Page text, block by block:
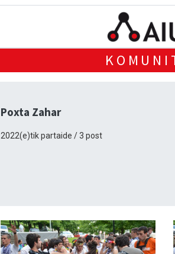
Poxta Zahar
2022(e)tik partaide / 3 post